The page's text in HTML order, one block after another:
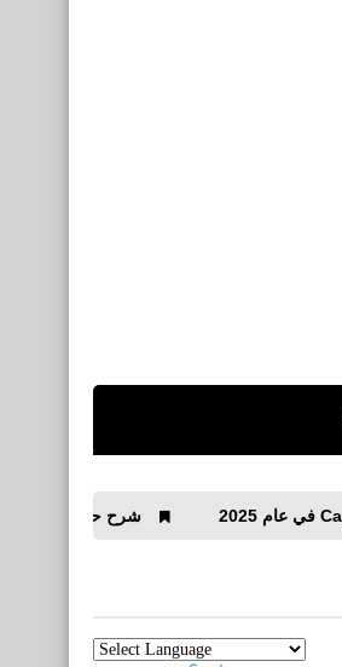
شرح حفظ أي صفحة ويب كـ PDF على الكمبيوتر والموبايل خطوة بخطوة